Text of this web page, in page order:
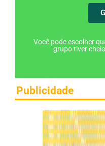
Você pode escolher
grupo tiver
Publicidade